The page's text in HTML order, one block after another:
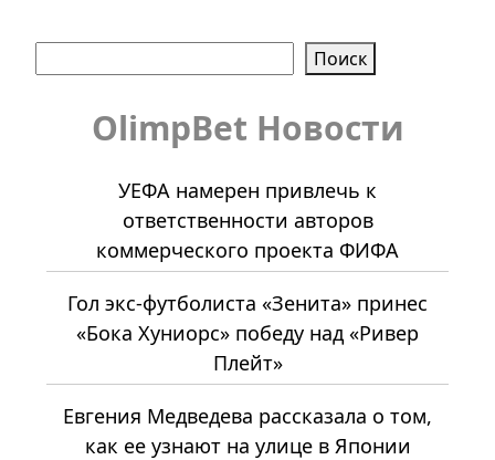
Поиск
OlimpBet Новости
УЕФА намерен привлечь к
ответственности авторов
коммерческого проекта ФИФА
Гол экс-футболиста «Зенита» принес
«Бока Хуниорс» победу над «Ривер
Плейт»
Евгения Медведева рассказала о том,
как ее узнают на улице в Японии